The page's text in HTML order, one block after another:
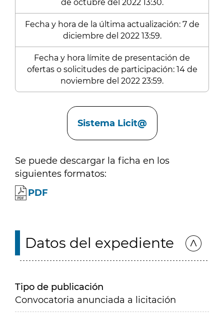
de octubre del 2022 13:30.
Fecha y hora de la última actualización: 7 de
diciembre del 2022 13:59.
Fecha y hora límite de presentación de
ofertas o solicitudes de participación: 14 de
noviembre del 2022 23:59.
Sistema Licit@
Se puede descargar la ficha en los
siguientes formatos:
PDF
Datos del expediente
Tipo de publicación
Convocatoria anunciada a licitación